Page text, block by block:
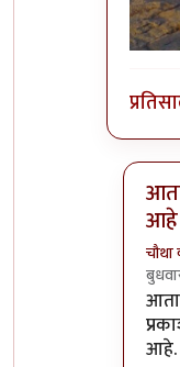
आहे
चौथा
In
आहे.